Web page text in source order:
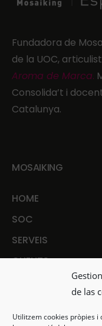
de las
Utilitzem cookies pròpies
Fundadora de
de la UOC,
Aroma de Marca.
Consolida’t i
Catalunya.
MOSAIKING
HOME
SOC
SERVEIS
CLIENTS